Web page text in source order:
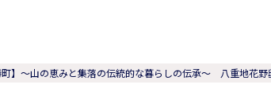
町】〜山の恵みと集落の伝統的な暮らしの伝承〜 八重地花野